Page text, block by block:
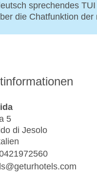
sprechendes
die Chatfunktion
5
di Jesolo